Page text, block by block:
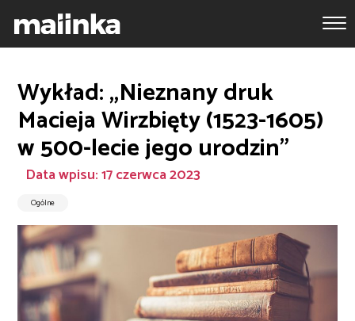
Wykład: „Nieznany druk
Macieja Wirzbięty (1523-1605)
w 500-lecie jego urodzin”
Data wpisu: 17 czerwca 2023
Ogólne